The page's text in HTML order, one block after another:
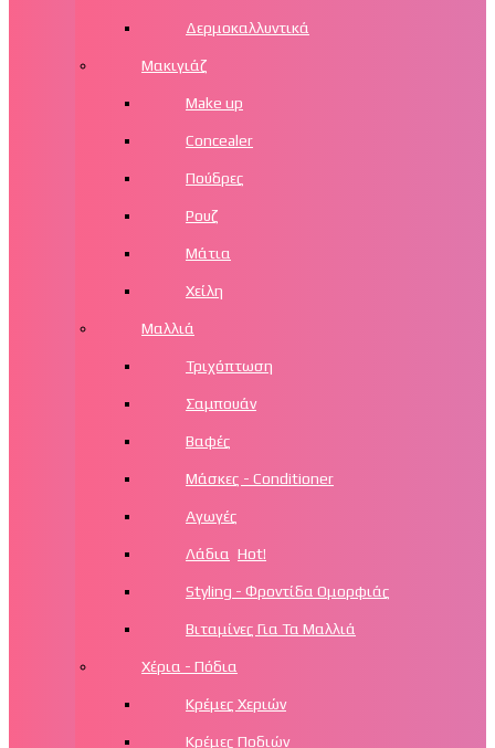
Δερμοκαλλυντικά
Μακιγιάζ
Make up
Concealer
Πούδρες
Ρουζ
Μάτια
Χείλη
Μαλλιά
Τριχόπτωση
Σαμπουάν
Βαφές
Μάσκες - Conditioner
Αγωγές
Λάδια Hot!
Styling - Φροντίδα Ομορφιάς
Βιταμίνες Για Τα Μαλλιά
Χέρια - Πόδια
Κρέμες Χεριών
Κρέμες Ποδιών